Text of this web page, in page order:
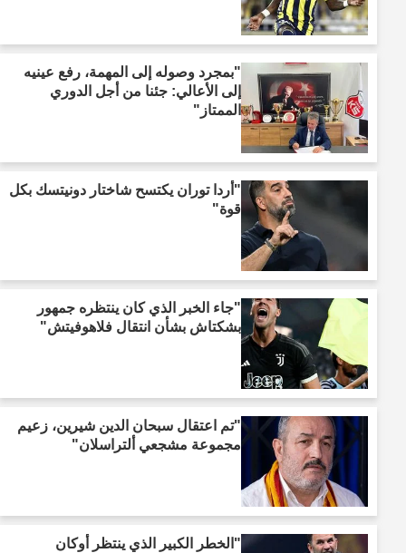
"بمجرد وصوله إلى المهمة، رفع عينيه
إلى الأعالي: جئنا من أجل الدوري
الممتاز"
"أردا توران يكتسح شاختار دونيتسك بكل
قوة"
"جاء الخبر الذي كان ينتظره جمهور
بشكتاش بشأن انتقال فلاهوفيتش"
"تم اعتقال سبحان الدين شيرين، زعيم
مجموعة مشجعي ألتراسلان"
"الخطر الكبير الذي ينتظر أوكان